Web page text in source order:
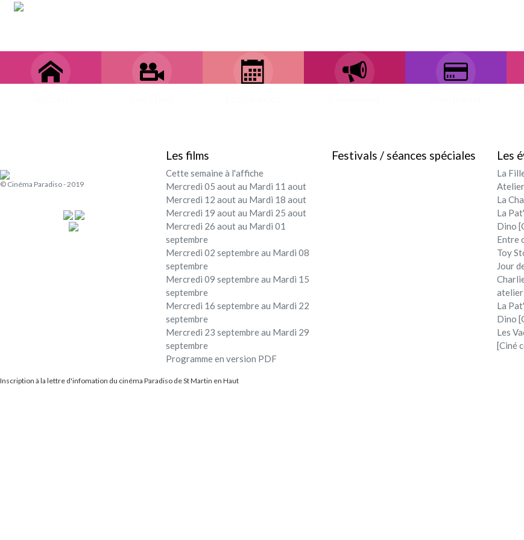
© Cinéma Paradiso - 2019
Les films
Cette semaine à l'affiche
Mercredi 05 aout au Mardi 11 aout
Mercredi 12 aout au Mardi 18 aout
Mercredi 19 aout au Mardi 25 aout
Mercredi 26 aout au Mardi 01
septembre
Mercredi 02 septembre au Mardi 08
septembre
Mercredi 09 septembre au Mardi 15
septembre
Mercredi 16 septembre au Mardi 22
septembre
Mercredi 23 septembre au Mardi 29
septembre
Programme en version PDF
Festivals / séances spéciales Les
La
La
La
Dino
Entre
Toy
Jour
La
Dino
Les
[Ciné
Inscription à la lettre d'infomation du cinéma Paradiso de St Martin en Haut